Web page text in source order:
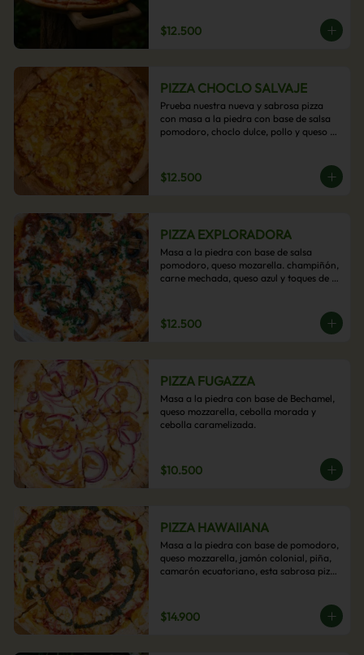
$12.500
PIZZA CHOCLO SALVAJE
Prueba nuestra nueva y sabrosa pizza
con masa a la piedra con base de salsa
pomodoro, choclo dulce, pollo y queso
$12.500
PIZZA EXPLORADORA
Masa a la piedra con base de salsa
pomodoro, queso mozarella. champiñón,
carne mechada, queso azul y toques de
$12.500
PIZZA FUGAZZA
Masa a la piedra con base de Bechamel,
queso mozzarella, cebolla morada y
cebolla caramelizada.
$10.500
PIZZA HAWAIIANA
Masa a la piedra con base de pomodoro,
queso mozzarella, jamón colonial, piña,
camarón ecuatoriano, esta sabrosa pizza
$14.900